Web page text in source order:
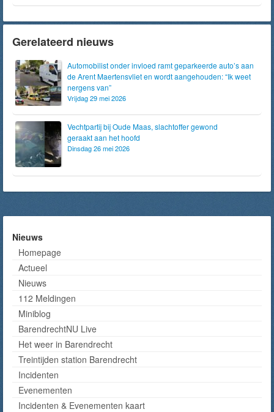
Gerelateerd nieuws
Automobilist onder invloed ramt geparkeerde auto’s aan
de Arent Maertensvliet en wordt aangehouden: “Ik weet
nergens van”
Vrijdag 29 mei 2026
Vechtpartij bij Oude Maas, slachtoffer gewond
geraakt aan het hoofd
Dinsdag 26 mei 2026
Nieuws
Homepage
Actueel
Nieuws
112 Meldingen
Miniblog
BarendrechtNU Live
Het weer in Barendrecht
Treintijden station Barendrecht
Incidenten
Evenementen
Incidenten & Evenementen kaart